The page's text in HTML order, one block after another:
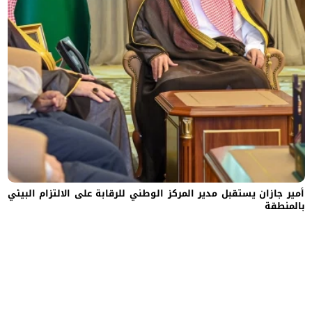
أمير جازان يستقبل مدير المركز الوطني للرقابة على الالتزام البيئي
بالمنطقة